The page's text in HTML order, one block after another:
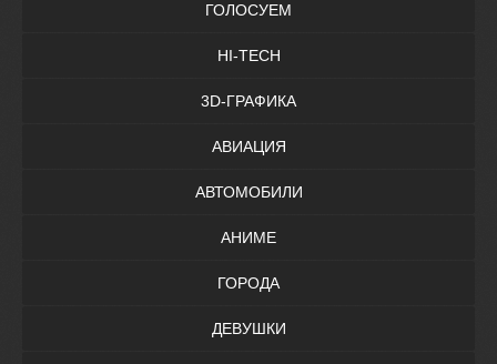
ГОЛОСУЕМ
HI-TECH
3D-ГРАФИКА
АВИАЦИЯ
АВТОМОБИЛИ
АНИМЕ
ГОРОДА
ДЕВУШКИ